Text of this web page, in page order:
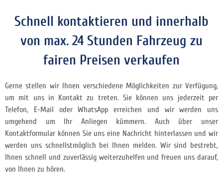
Schnell kontaktieren und innerhalb
von max. 24 Stunden Fahrzeug zu
fairen Preisen verkaufen
Gerne stellen wir Ihnen verschiedene Möglichkeiten zur Verfügung,
um mit uns in Kontakt zu treten. Sie können uns jederzeit per
Telefon, E-Mail oder WhatsApp erreichen und wir werden uns
umgehend um Ihr Anliegen kümmern. Auch über unser
Kontaktformular können Sie uns eine Nachricht hinterlassen und wir
werden uns schnellstmöglich bei Ihnen melden. Wir sind bestrebt,
Ihnen schnell und zuverlässig weiterzuhelfen und freuen uns darauf,
von Ihnen zu hören.